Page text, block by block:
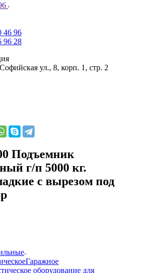
46 96
96 28
ул., 8, корп. 1, стр. 2
Подъемник
г/п 5000 кг.
с вырезом под
Гаражное
оборудование для